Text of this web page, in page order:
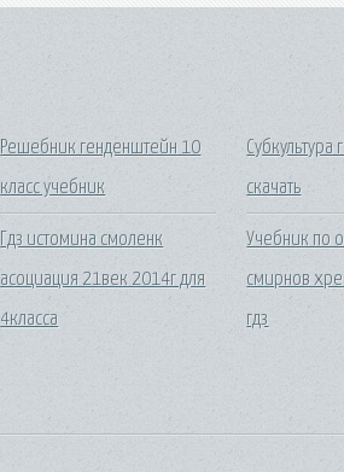
Решебник генденштейн 10
класс учебник
Гдз истомина смоленк
асоциация 21век 2014г для
4класса
Субкультура
скачать
Учебник по
смирнов
гдз